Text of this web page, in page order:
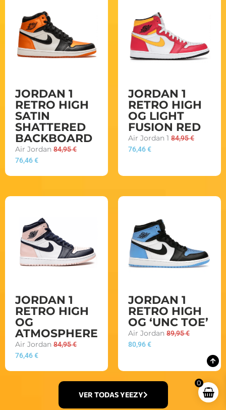
JORDAN 1
RETRO HIGH
SATIN
SHATTERED
BACKBOARD
Air Jordan 84,95€
76,46€
JORDAN 1
RETRO HIGH
OG LIGHT
FUSION RED
Air Jordan 1 84,95€
76,46€
JORDAN 1
RETRO HIGH
OG
ATMOSPHERE
Air Jordan 84,95€
76,46€
JORDAN 1
RETRO HIGH
OG ‘UNC TOE’
Air Jordan 89,95€
80,96€
VER TODAS YEEZY
0